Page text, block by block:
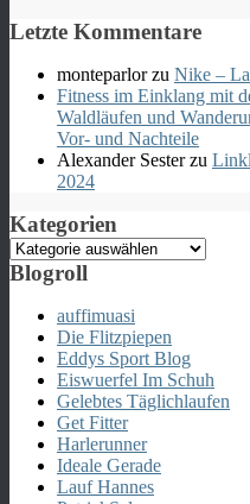
Letzte Kommentare
monteparlorzu Nike –
Fitness im Einklang mit
Waldläufen und
Vor- und Nachteile
Alexander Sesterzu
2024
Kategorien
Kategorien
Blogroll
auffimuasi
Die Flitzpiepen
Eddys Sport Blog
Eiswuerfel Im Schuh
Gelebtes Täglichlaufen
Get Fitter
Harlerunner
Ideale Gerade
Lauf Hannes